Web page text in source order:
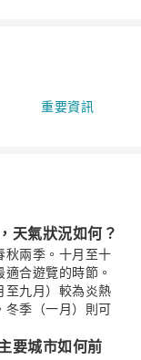
重要資訊
天氣狀況如何？
秋兩季。十月至十
合遊覽的時節。
至九月）較為炎熱
冬季（一月）則可
要城市如何前